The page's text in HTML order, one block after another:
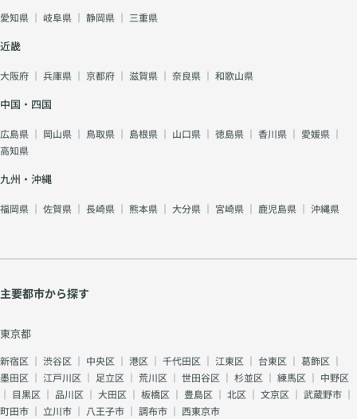
愛知県 ｜ 岐阜県 ｜ 静岡県 ｜ 三重県
近畿
大阪府 ｜ 兵庫県 ｜ 京都府 ｜ 滋賀県 ｜ 奈良県 ｜ 和歌山県
中国・四国
広島県 ｜ 岡山県 ｜ 鳥取県 ｜ 島根県 ｜ 山口県 ｜ 徳島県 ｜ 香川県 ｜ 愛媛県 ｜
高知県
九州・沖縄
福岡県 ｜ 佐賀県 ｜ 長崎県 ｜ 熊本県 ｜ 大分県 ｜ 宮崎県 ｜ 鹿児島県 ｜ 沖縄県
主要都市から探す
東京都
新宿区 ｜ 渋谷区 ｜ 中央区 ｜ 港区 ｜ 千代田区 ｜ 江東区 ｜ 台東区 ｜ 葛飾区 ｜
墨田区 ｜ 江戸川区 ｜ 足立区 ｜ 荒川区 ｜ 世田谷区 ｜ 杉並区 ｜ 練馬区 ｜ 中野区
｜ 目黒区 ｜ 品川区 ｜ 大田区 ｜ 板橋区 ｜ 豊島区 ｜ 北区 ｜ 文京区 ｜ 武蔵野市 ｜
町田市 ｜ 立川市 ｜ 八王子市 ｜ 調布市 ｜ 西東京市